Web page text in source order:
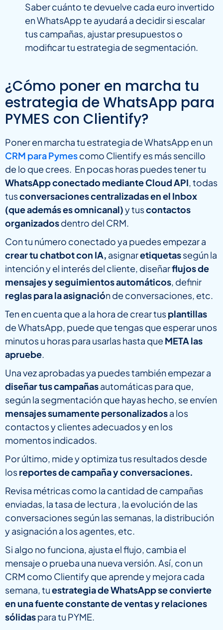
Saber cuánto te devuelve cada euro invertido
en WhatsApp te ayudará a decidir si escalar
tus campañas, ajustar presupuestos o
modificar tu estrategia de segmentación.
¿Cómo poner en marcha tu
estrategia de WhatsApp para
PYMES con Clientify?
Poner en marcha tu estrategia de WhatsApp en un
CRM para Pymescomo Clientify es más sencillo
de lo que crees. En pocas horas puedes tener tu
WhatsApp conectado mediante Cloud API, todas
tusconversaciones centralizadas en el Inbox
(que además es omnicanal)y tuscontactos
organizadosdentro del CRM.
Con tu número conectado ya puedes empezar a
crear tu chatbot con IA, asignaretiquetassegún la
intención y el interés del cliente, diseñarflujos de
mensajes y seguimientos automáticos, definir
reglas para la asignación de conversaciones, etc.
Ten en cuenta que a la hora de crear tusplantillas
de WhatsApp, puede que tengas que esperar unos
minutos u horas para usarlas hasta que META las
apruebe.
Una vez aprobadas ya puedes también empezar a
diseñar tus campañasautomáticas para que,
según la segmentación que hayas hecho, se envíen
mensajes sumamente personalizadosa los
contactos y clientes adecuados y en los
momentos indicados.
Por último, mide y optimiza tus resultados desde
losreportes de campaña y conversaciones.
Revisa métricas como la cantidad de campañas
enviadas, la tasa de lectura , la evolución de las
conversaciones según las semanas, la distribución
y asignación a los agentes, etc.
Si algo no funciona, ajusta el flujo, cambia el
mensaje o prueba una nueva versión. Así, con un
CRM como Clientify que aprende y mejora cada
semana, tuestrategia de WhatsApp se convierte
en una fuente constante de ventas y relaciones
sólidaspara tu PYME.